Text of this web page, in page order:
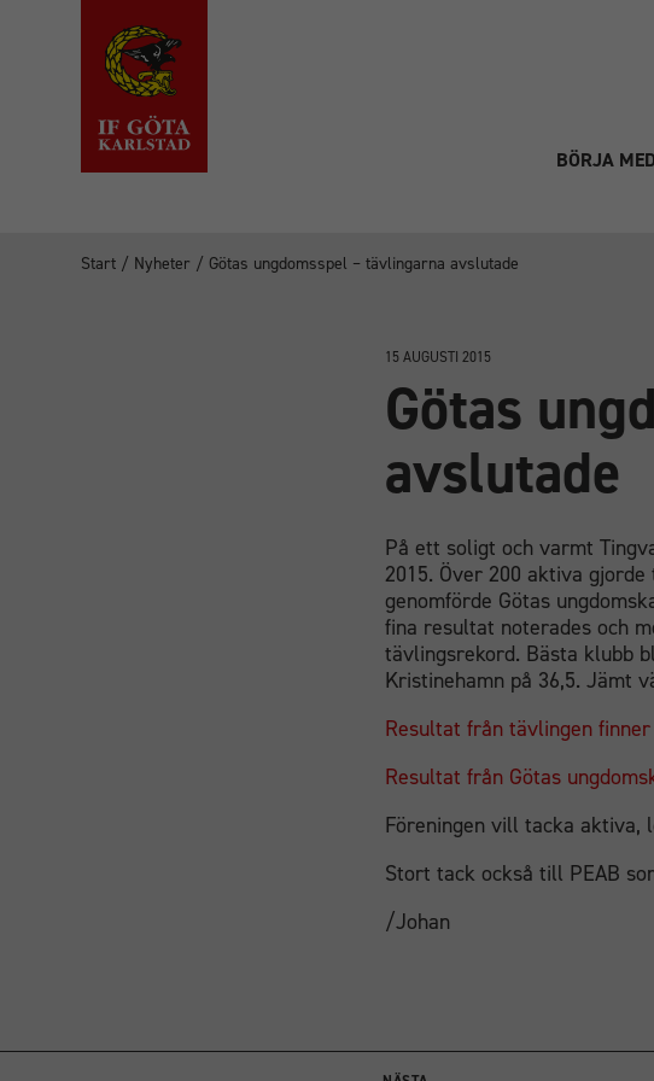
BÖRJA
Start / Nyheter / Götas ungdomsspel – tävlingarna avslutade
15 AUGUSTI 2015
Götas
avslutade
På ett soligt och varmt
2015. Över 200 aktiva
genomförde Götas
fina resultat noterades och
tävlingsrekord. Bästa klubb
Kristinehamn på 36,5. Jämt
Resultat från tävlingen
Resultat från Götas
Föreningen vill tacka
Stort tack också till PEAB
/Johan